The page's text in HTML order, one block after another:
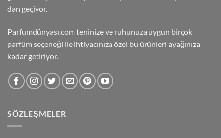
dan geçiyor.
Parfumdünyası.com teninize ve ruhunuza uygun birçok
parfüm seçeneği ile ihtiyacınıza özel bu ürünleri ayağınıza
kadar getiriyor.
SÖZLEŞMELER